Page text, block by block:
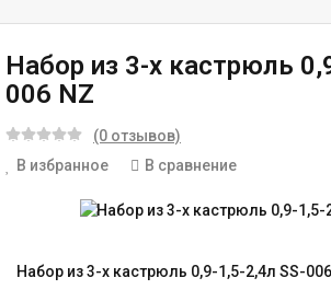
Набор из 3-х кастрюль
006 NZ
(0 отзывов)
В избранное
В сравнение
Набор из 3-х кастрюль 0,9-1,5-2,4л SS-